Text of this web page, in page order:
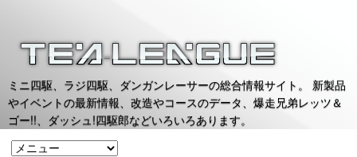
ミニ四駆、ラジ四駆、ダンガンレーサーの総合情報サイト。 新製品
やイベントの最新情報、改造やコースのデータ、爆走兄弟レッツ＆
ゴー!!、ダッシュ!四駆郎などいろいろあります。